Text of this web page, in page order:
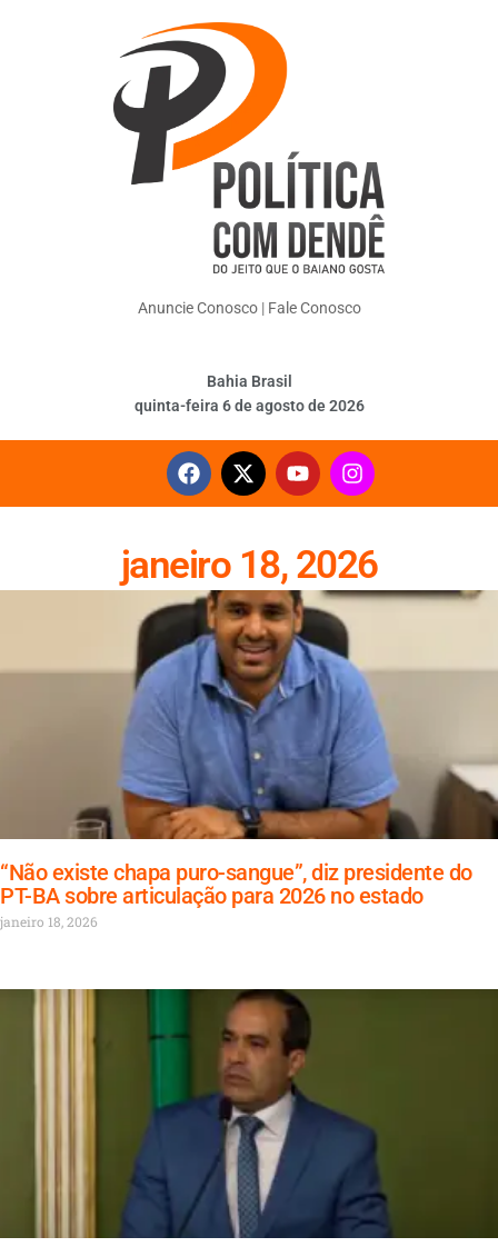
Anuncie Conosco| Fale Conosco
Bahia Brasil
quinta-feira 6 de agosto de 2026
janeiro 18, 2026
“Não existe chapa puro-sangue”, diz presidente do
PT-BA sobre articulação para 2026 no estado
janeiro 18, 2026